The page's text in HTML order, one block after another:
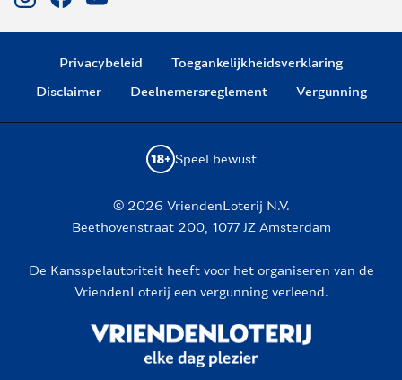
Privacybeleid
Toegankelijkheidsverklaring
Disclaimer
Deelnemersreglement Vergunning
Speel bewust
© 2026 VriendenLoterij N.V.
Beethovenstraat 200, 1077 JZ Amsterdam
De Kansspelautoriteit heeft voor het organiseren van de
VriendenLoterij een vergunning verleend.